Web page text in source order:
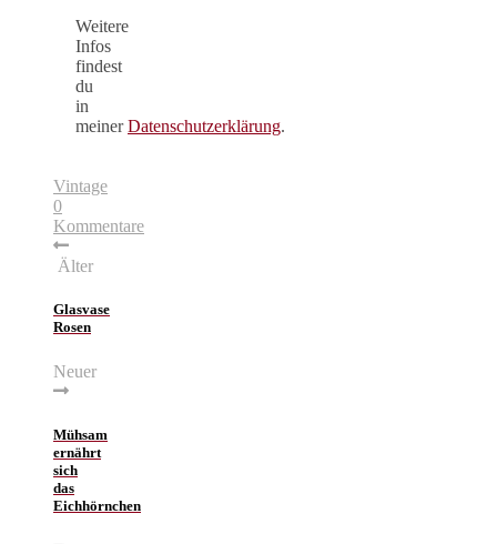
Weitere
Infos
findest
du
in
meinerDatenschutzerklärung.
Vintage
0
Kommentare
Älter
Glasvase
Rosen
Neuer
Mühsam
ernährt
sich
das
Eichhörnchen